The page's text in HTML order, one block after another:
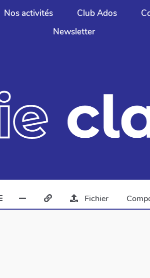
Nos activités Club Ados
Newsletter
Fichier